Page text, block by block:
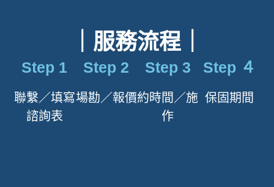
｜服務流程｜
Step 1
聯繫／填寫
諮詢表
Step 2
場勘／報價
Step 3
約時間／施
作
Step ４
保固期間